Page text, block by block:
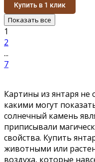
Купить в 1 клик
Показать все
1
2
...
7
Картины из янтаря
какими могут
солнечный камень
приписывали
свойства. Купить
животными или
воздуха, которые